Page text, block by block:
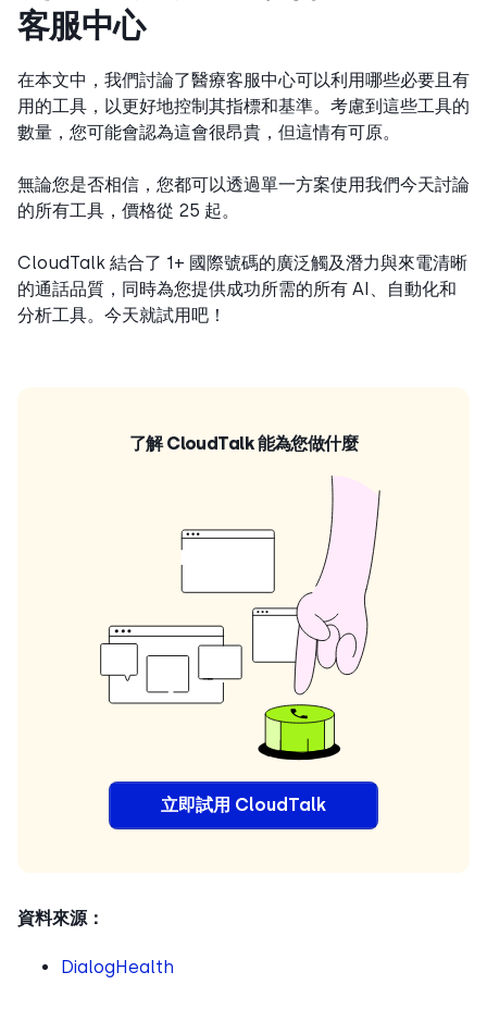
客服中心
在本文中，我們討論了醫療客服中心可以利用哪些必要且有
用的工具，以更好地控制其指標和基準。考慮到這些工具的
數量，您可能會認為這會很昂貴，但這情有可原。
無論您是否相信，您都可以透過單一方案使用我們今天討論
的所有工具，價格從 25 起。
CloudTalk 結合了 1+ 國際號碼的廣泛觸及潛力與來電清晰
的通話品質，同時為您提供成功所需的所有 AI、自動化和
分析工具。今天就試用吧！
了解 CloudTalk 能為您做什麼
立即試用 CloudTalk
資料來源：
DialogHealth